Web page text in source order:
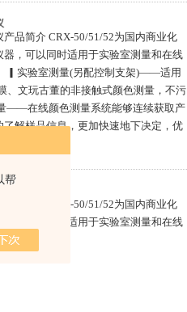
帮
品简介 CRX-50/51/52为国内商业化
，可以同时适用于实验室测量和在线
▎实验室测量(另配控制支架)——适用
、文玩古董的非接触式颜色测量，不污
——在线颜色测量系统能够连续获取产
解样品信息，更加快速地下决定，优
产品简介 CRX-50/51/52为国内商业化
器，可以同时适用于实验室测量和在线